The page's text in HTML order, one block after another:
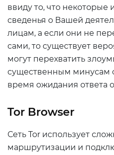
ввиду то, что некоторые
сведенья о Вашей
лицам, а если они не
сами, то существует
могут перехватить
существенным минусам
время ожидания ответа
Tor Browser
Сеть Tor использует
маршрутизации и